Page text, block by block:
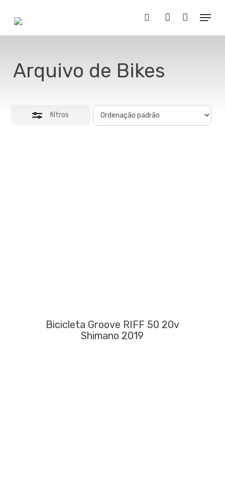
main
content
Buscar..account
Menu
Arquivo de Bikes
filtros
Close
Bicicleta Groove RIFF 50 20v
Shimano 2019